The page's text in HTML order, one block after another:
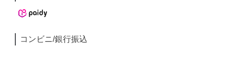
コンビニ/銀行振込